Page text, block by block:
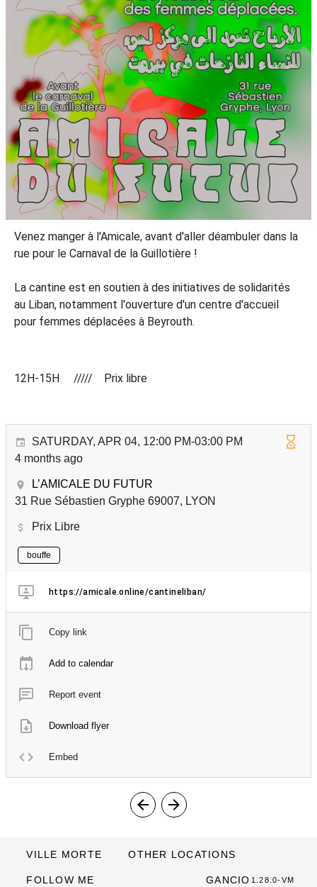
Venez manger à l'Amicale, avant d'aller déambuler dans la
rue pour le Carnaval de la Guillotière !
La cantine est en soutien à des initiatives de solidarités
au Liban, notamment l'ouverture d'un centre d'accueil
pour femmes déplacées à Beyrouth.
12H-15H ///// Prix libre
SATURDAY, APR 04, 12:00 PM-03:00 PM
4 months ago
L’AMICALE DU FUTUR
31 Rue Sébastien Gryphe 69007, LYON
Prix Libre
bouffe
https://amicale.online/cantineliban/
Copy link
Add to calendar
Report event
Download flyer
Embed
VILLE MORTE OTHER LOCATIONS
FOLLOW ME GANCIO 1.28.0-VM